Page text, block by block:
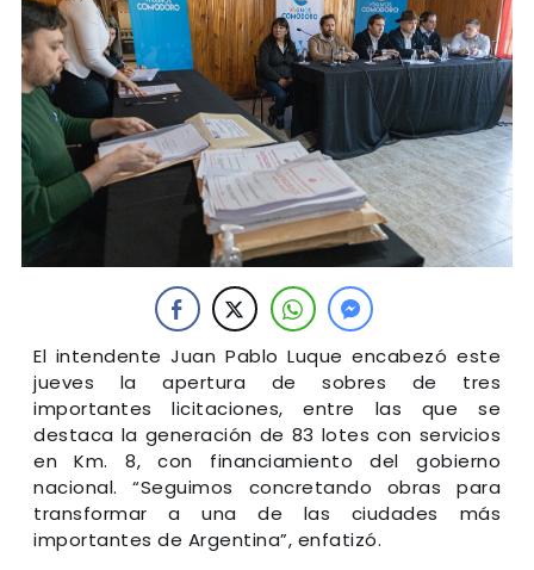
El intendente Juan Pablo Luque encabezó este
jueves la apertura de sobres de tres
importantes licitaciones, entre las que se
destaca la generación de 83 lotes con servicios
en Km. 8, con financiamiento del gobierno
nacional. “Seguimos concretando obras para
transformar a una de las ciudades más
importantes de Argentina”, enfatizó.